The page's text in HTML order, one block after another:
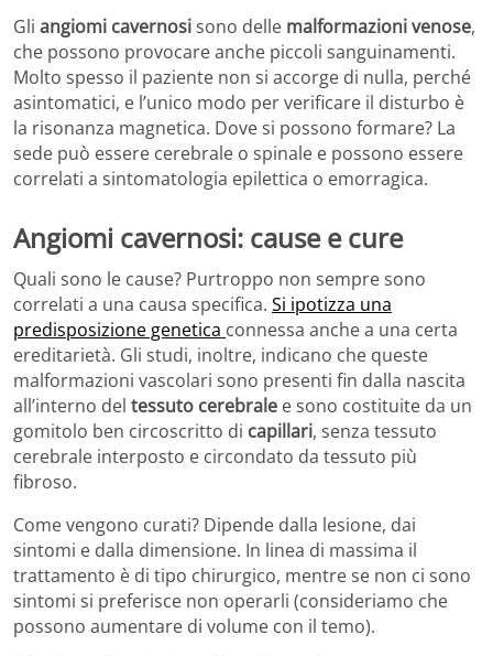
Gli angiomi cavernosisono delle malformazioni venose,
che possono provocare anche piccoli sanguinamenti.
Molto spesso il paziente non si accorge di nulla, perché
asintomatici, e l’unico modo per verificare il disturbo è
la risonanza magnetica. Dove si possono formare? La
sede può essere cerebrale o spinale e possono essere
correlati a sintomatologia epilettica o emorragica.
Angiomi cavernosi: cause e cure
Quali sono le cause? Purtroppo non sempre sono
correlati a una causa specifica. Si ipotizza una
predisposizione genetica connessa anche a una certa
ereditarietà. Gli studi, inoltre, indicano che queste
malformazioni vascolari sono presenti fin dalla nascita
all’interno del tessuto cerebrale e sono costituite da un
gomitolo ben circoscritto di capillari, senza tessuto
cerebrale interposto e circondato da tessuto più
fibroso.
Come vengono curati? Dipende dalla lesione, dai
sintomi e dalla dimensione. In linea di massima il
trattamento è di tipo chirurgico, mentre se non ci sono
sintomi si preferisce non operarli (consideriamo che
possono aumentare di volume con il temo).